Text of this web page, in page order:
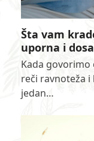
Šta vam
uporna i
Kada
reči ravnoteža i
jedan…